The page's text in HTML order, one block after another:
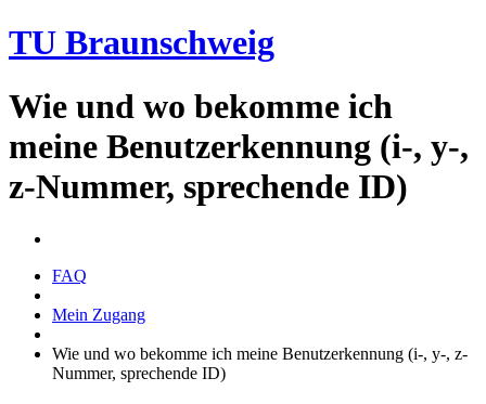
TU Braunschweig
Wie und wo bekomme ich
meine Benutzerkennung (i-, y-,
z-Nummer, sprechende ID)
FAQ
Mein Zugang
Wie und wo bekomme ich meine Benutzerkennung (i-, y-, z-
Nummer, sprechende ID)